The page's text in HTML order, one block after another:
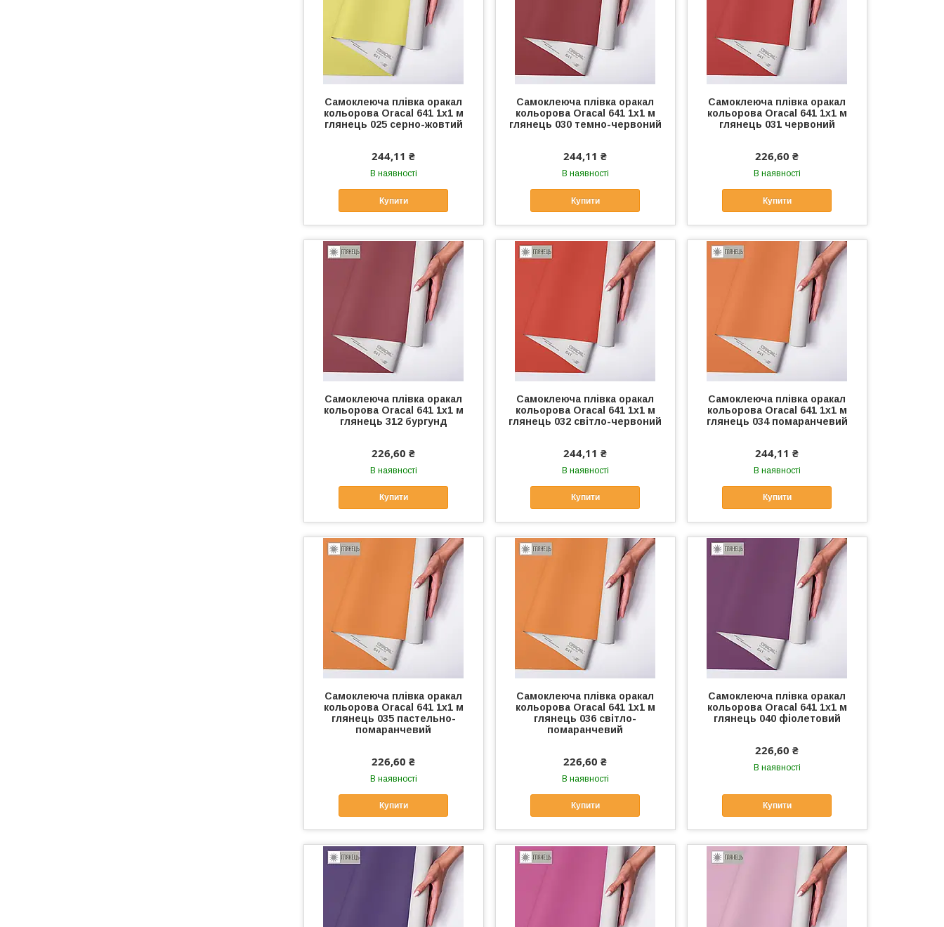
Самоклеюча плівка оракал
кольорова Oracal 641 1x1 м
глянець 025 серно-жовтий
244,11 ₴
В наявності
Купити
Самоклеюча плівка оракал
кольорова Oracal 641 1x1 м
глянець 030 темно-червоний
244,11 ₴
В наявності
Купити
Самоклеюча плівка оракал
кольорова Oracal 641 1x1 м
глянець 031 червоний
226,60 ₴
В наявності
Купити
Самоклеюча плівка оракал
кольорова Oracal 641 1x1 м
глянець 312 бургунд
226,60 ₴
В наявності
Купити
Самоклеюча плівка оракал
кольорова Oracal 641 1x1 м
глянець 032 світло-червоний
244,11 ₴
В наявності
Купити
Самоклеюча плівка оракал
кольорова Oracal 641 1x1 м
глянець 034 помаранчевий
244,11 ₴
В наявності
Купити
Самоклеюча плівка оракал
кольорова Oracal 641 1x1 м
глянець 035 пастельно-
помаранчевий
226,60 ₴
В наявності
Купити
Самоклеюча плівка оракал
кольорова Oracal 641 1x1 м
глянець 036 світло-
помаранчевий
226,60 ₴
В наявності
Купити
Самоклеюча плівка оракал
кольорова Oracal 641 1x1 м
глянець 040 фіолетовий
226,60 ₴
В наявності
Купити